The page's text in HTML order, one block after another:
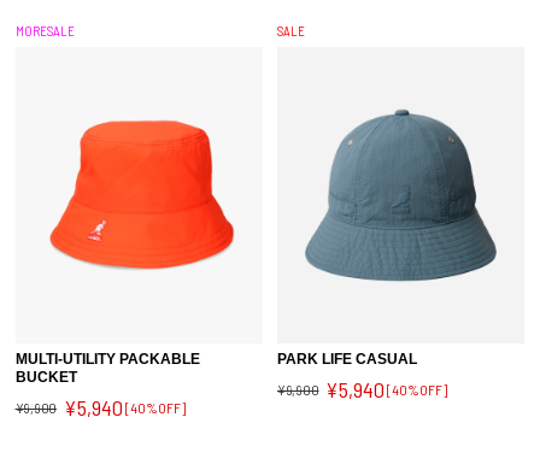
MORESALE
MULTI-UTILITY PACKABLE
BUCKET
¥9,900 ¥5,940 [40%OFF]
SALE
PARK LIFE CASUAL
¥9,900 ¥5,940 [40%OFF]